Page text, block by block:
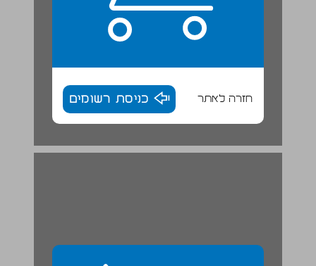
חזרה לאתר כניסת רשומים